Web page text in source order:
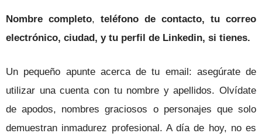
Nombre completo, teléfono de contacto, tu correo
electrónico, ciudad, y tu perfil de Linkedin, si tienes.
Un pequeño apunte acerca de tu email: asegúrate de
utilizar una cuenta con tu nombre y apellidos. Olvídate
de apodos, nombres graciosos o personajes que solo
demuestran inmadurez profesional. A día de hoy, no es